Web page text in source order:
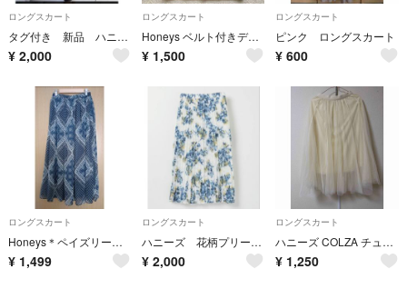
ロングスカート
タグ付き 新品 ハニーズ ギンガムチェック ギャザースカート Lサイズ 綿100
¥ 2,000
ロングスカート
Honeys ベルト付きデニムタイトロングスカート Sサイズ
¥ 1,500
ロングスカート
ピンク ロングスカート
¥ 600
ロングスカート
Honeys＊ペイズリー柄 フレアスカート
¥ 1,499
ロングスカート
ハニーズ 花柄プリーツスカート
¥ 2,000
ロングスカート
ハニーズ COLZA チュールスカート Ｍサイズ
¥ 1,250